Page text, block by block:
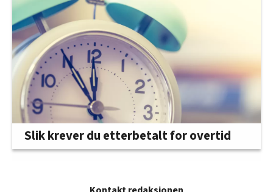
Slik krever du etterbetalt for overtid